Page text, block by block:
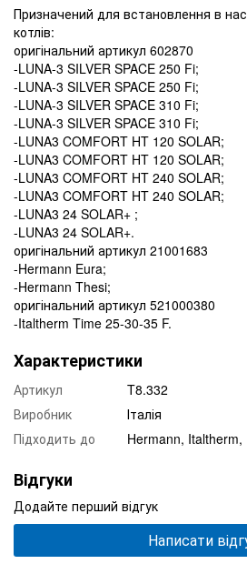
Призначений для встановлення в
котлів:
оригінальний артикул 602870
-LUNA-3 SILVER SPACE 250 Fi;
-LUNA-3 SILVER SPACE 250 Fi;
-LUNA-3 SILVER SPACE 310 Fi;
-LUNA-3 SILVER SPACE 310 Fi;
-LUNA3 COMFORT HT 120 SOLAR;
-LUNA3 COMFORT HT 120 SOLAR;
-LUNA3 COMFORT HT 240 SOLAR;
-LUNA3 COMFORT HT 240 SOLAR;
-LUNA3 24 SOLAR+ ;
-LUNA3 24 SOLAR+.
оригінальний артикул 21001683
-Hermann Eura;
-Hermann Thesi;
оригінальний артикул 521000380
-Italtherm Time 25-30-35 F.
Характеристики
Артикул
T8.332
Виробник
Італія
Підходить до
Hermann, Italtherm,
Відгуки
Додайте перший відгук
Написати